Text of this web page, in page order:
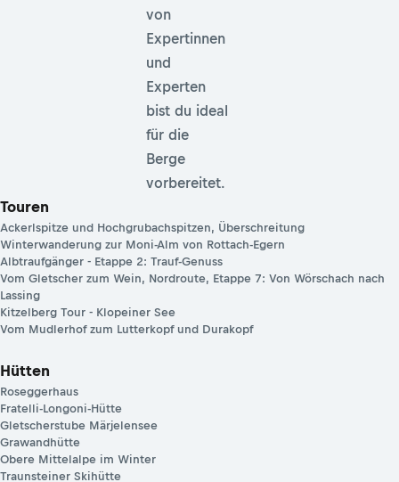
von
Expertinnen
und
Experten
bist du ideal
für die
Berge
vorbereitet.
Touren
Ackerlspitze und Hochgrubachspitzen, Überschreitung
Winterwanderung zur Moni-Alm von Rottach-Egern
Albtraufgänger - Etappe 2: Trauf-Genuss
Vom Gletscher zum Wein, Nordroute, Etappe 7: Von Wörschach nach
Lassing
Kitzelberg Tour - Klopeiner See
Vom Mudlerhof zum Lutterkopf und Durakopf
Hütten
Roseggerhaus
Fratelli-Longoni-Hütte
Gletscherstube Märjelensee
Grawandhütte
Obere Mittelalpe im Winter
Traunsteiner Skihütte